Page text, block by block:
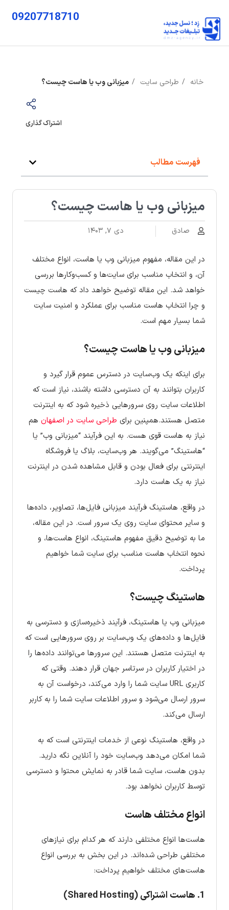
09207718710
خانه طراحی سایت میزبانی وب یا هاست چیست؟
اشتراک گذاری
فهرست مطالب
میزبانی وب یا هاست چیست؟
صادق دی ۷, ۱۴۰۳
در این مقاله، مفهوم میزبانی وب یا هاست، انواع مختلف
آن، و انتخاب مناسب برای سایت‌ها و کسب‌وکارها بررسی
خواهد شد. این مقاله توضیح خواهد داد که هاست چیست
و چرا انتخاب هاست مناسب برای عملکرد و امنیت سایت
شما بسیار مهم است.
میزبانی وب یا هاست چیست؟
برای اینکه یک وب‌سایت در دسترس عموم قرار گیرد و
کاربران بتوانند به آن دسترسی داشته باشند، نیاز است که
اطلاعات سایت روی سرورهایی ذخیره شود که به اینترنت
متصل هستند.همپنین برای طراحی سایت در اصفهان هم
نیاز به هاست قوی هست. به این فرآیند “میزبانی وب” یا
“هاستینگ” می‌گویند. هر وب‌سایت، بلاگ یا فروشگاه
اینترنتی برای فعال بودن و قابل مشاهده شدن در اینترنت
نیاز به یک هاست دارد.
در واقع، هاستینگ فرآیند میزبانی فایل‌ها، تصاویر، داده‌ها
و سایر محتوای سایت روی یک سرور است. در این مقاله،
ما به توضیح دقیق مفهوم هاستینگ، انواع هاست‌ها، و
نحوه انتخاب هاست مناسب برای سایت شما خواهیم
پرداخت.
هاستینگ چیست؟
میزبانی وب یا هاستینگ، فرآیند ذخیره‌سازی و دسترسی به
فایل‌ها و داده‌های یک وب‌سایت بر روی سرورهایی است که
به اینترنت متصل هستند. این سرورها می‌توانند داده‌ها را
در اختیار کاربران در سرتاسر جهان قرار دهند. وقتی که
کاربری URL سایت شما را وارد می‌کند، درخواست آن به
سرور ارسال می‌شود و سرور اطلاعات سایت شما را به کاربر
ارسال می‌کند.
در واقع، هاستینگ نوعی از خدمات اینترنتی است که به
شما امکان می‌دهد وب‌سایت خود را آنلاین نگه دارید.
بدون هاست، سایت شما قادر به نمایش محتوا و دسترسی
توسط کاربران نخواهد بود.
انواع مختلف هاست
هاست‌ها انواع مختلفی دارند که هر کدام برای نیازهای
مختلفی طراحی شده‌اند. در این بخش به بررسی انواع
هاست‌های مختلف خواهیم پرداخت:
1. هاست اشتراکی (Shared Hosting)